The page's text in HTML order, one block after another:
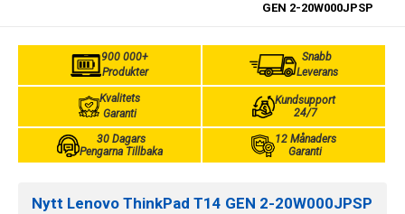
GEN 2-20W000JPSP
900 000+
Produkter
Snabb
Leverans
Kvalitets
Garanti
Kundsupport
24/7
30 Dagars
Pengarna Tillbaka
12 Månaders
Garanti
Nytt Lenovo ThinkPad T14 GEN 2-20W000JPSP